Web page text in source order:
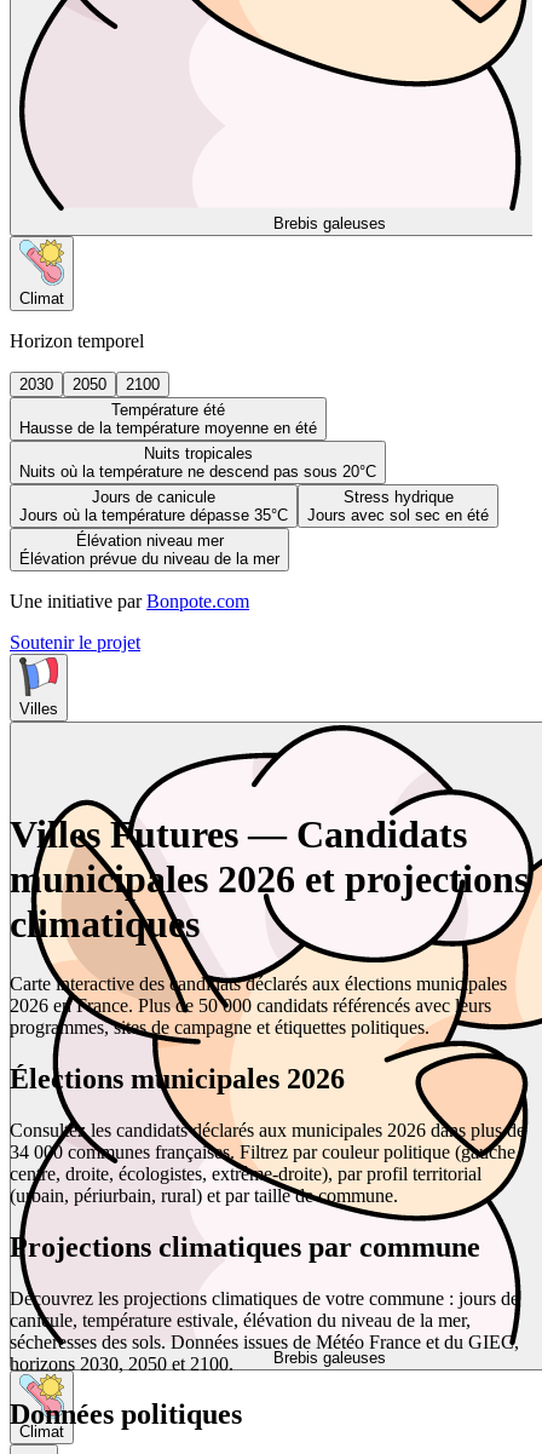
Brebis galeuses
Climat
Horizon temporel
2030 2050
2100
Température été
Hausse de la température moyenne en été
Nuits tropicales
Nuits où la température ne descend pas sous 20°C
Jours de canicule
Jours où la température dépasse 35°C
Stress hydrique
Jours avec sol sec en été
Élévation niveau mer
Élévation prévue du niveau de la mer
Une initiative par Bonpote.com
Soutenir le projet
Villes
Brebis galeuses
Climat
Villes Futures — Candidats
municipales 2026 et projections
climatiques
Carte interactive des candidats déclarés aux élections municipales
2026 en France. Plus de 50 000 candidats référencés avec leurs
programmes, sites de campagne et étiquettes politiques.
Élections municipales 2026
Consultez les candidats déclarés aux municipales 2026 dans plus de
34 000 communes françaises. Filtrez par couleur politique (gauche,
centre, droite, écologistes, extrême-droite), par profil territorial
(urbain, périurbain, rural) et par taille de commune.
Projections climatiques par commune
Découvrez les projections climatiques de votre commune : jours de
canicule, température estivale, élévation du niveau de la mer,
sécheresses des sols. Données issues de Météo France et du GIEC,
horizons 2030, 2050 et 2100.
Données politiques